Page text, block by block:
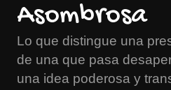
Asombrosa
Lo que distingue una
de una que pasa
una idea poderosa y